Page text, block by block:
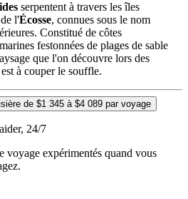
serpentent à travers les îles
l'Écosse, connues sous le nom
Constitué de côtes
festonnées de plages de sable
que l'on découvre lors des
à couper le souffle.
de $1 345 à $4 089 par voyage
24/7
voyage expérimentés quand vous